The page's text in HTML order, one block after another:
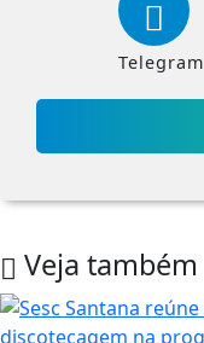
Telegram
Veja também